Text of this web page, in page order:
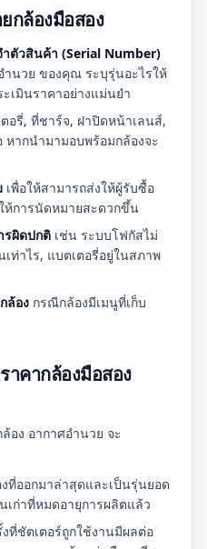
กล้องมือสอง
ตัวสินค้า (Serial Number)
ำนวย ของคุณ ระบุรุ่นอะไรให้
เมินราคาอย่างแม่นยำ
อรี่, ที่ชาร์จ, ฝาปิดหน้าเลนส์,
หากนำมามอบพร้อมกล้องจะ
เพื่อให้สามารถส่งให้ผู้รับซื้อ
ห้การนัดหมายสะดวกขึ้น
รผิดปกติ เช่น ระบบโฟกัสไม่
ท่าไร, แบตเตอรี่อยู่ในสภาพ
ล้อง กรณีกล้องมีเมนูที่เก็บ
คากล้องมือสอง
อง อากาศอำนวย จะ
ที่ออกมาล่าสุดและเป็นรุ่นยอด
เก่าที่หมดอายุการผลิตแล้ว
ที่ชัตเตอร์ถูกใช้งานมีผลต่อ